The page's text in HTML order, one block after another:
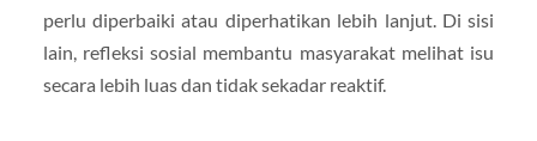
perlu diperbaiki atau diperhatikan lebih lanjut. Di sisi
lain, refleksi sosial membantu masyarakat melihat isu
secara lebih luas dan tidak sekadar reaktif.